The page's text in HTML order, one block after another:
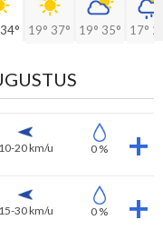
34° 19° 37° 19° 35° 17°
10-20 km/u 0 %
15-30 km/u 0 %